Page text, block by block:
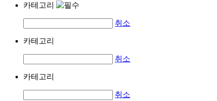
카테고리
취소
카테고리
취소
카테고리
취소